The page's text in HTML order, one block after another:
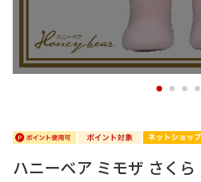
1 2 3 4
ハニーベア ミモザ さくら